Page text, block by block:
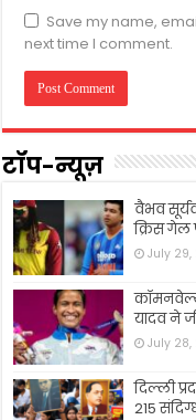
Save my name,
next time I comment.
टॉप-न्यूज़
वैभव
क्रिस गेल
July 29,
यादव ने
July 28,
दिल्ली
215